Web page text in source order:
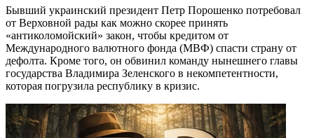
Бывший украинский президент Петр Порошенко потребовал
от Верховной рады как можно скорее принять
«антиколомойский» закон, чтобы кредитом от
Международного валютного фонда (МВФ) спасти страну от
дефолта. Кроме того, он обвинил команду нынешнего главы
государства Владимира Зеленского в некомпетентности,
которая погрузила республику в кризис.